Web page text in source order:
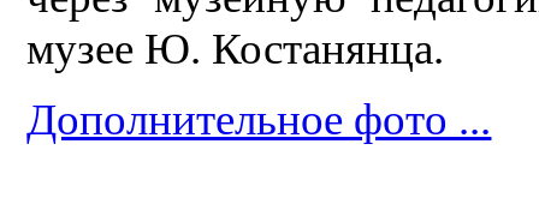
музее Ю. Костанянца.
Дополнительное фото ...